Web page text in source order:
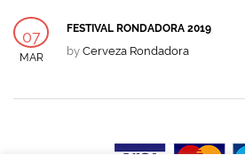
07
MAR
FESTIVAL RONDADORA 2019
by Cerveza Rondadora